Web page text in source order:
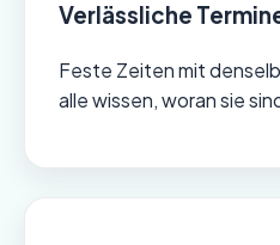
Verlässliche
Feste Zeiten mit
alle wissen, woran sie